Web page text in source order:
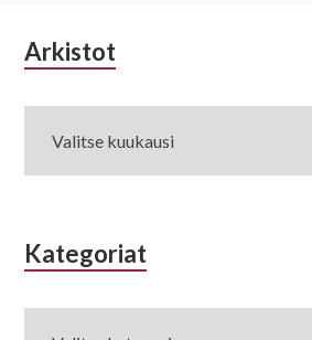
Alapalkin
Arkistot
Kategoriat